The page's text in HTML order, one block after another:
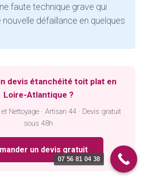
faute technique grave qui
défaillance en quelques
devis étanchéité toit plat en
Loire-Atlantique ?
Nettoyage · Artisan 44 · Devis gratuit
sous 48h
un devis gratuit
07 56 81 04 38